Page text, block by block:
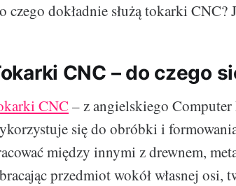
czego dokładnie służą tokarki CNC?
CNC – do czego
CNC – z angielskiego
się do obróbki i
między innymi z drewnem,
przedmiot wokół własnej osi,